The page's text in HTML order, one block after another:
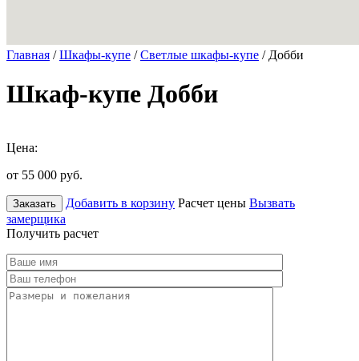
Главная /Шкафы-купе /Светлые шкафы-купе / Добби
Шкаф-купе Добби
Цена:
от 55 000 руб.
Заказать Добавить в корзину Расчет цены Вызвать
замерщика
Получить расчет